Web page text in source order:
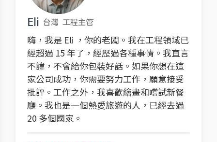
Eli 台灣 工程主管
嗨，我是 Eli ，你的老闆。我在工程領域已
經超過 15 年了，經歷過各種事情。我直言
不諱，不會給你包裝好話。如果你想在這
家公司成功，你需要努力工作，願意接受
批評。工作之外，我喜歡繪畫和嚐試新餐
廳。我也是一個熱愛旅遊的人，已經去過
20 多個國家。